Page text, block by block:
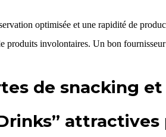
optimisée et une rapidité de
produits involontaires. Un bon
de snacking